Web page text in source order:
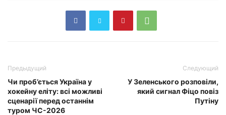
Предыдущий
Чи проб’ється Україна у
хокейну еліту: всі можливі
сценарії перед останнім
туром ЧС-2026
Следующий
У Зеленського розповіли,
який сигнал Фіцо повіз
Путіну